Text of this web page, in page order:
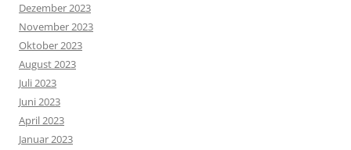
Dezember 2023
November 2023
Oktober 2023
August 2023
Juli 2023
Juni 2023
April 2023
Januar 2023